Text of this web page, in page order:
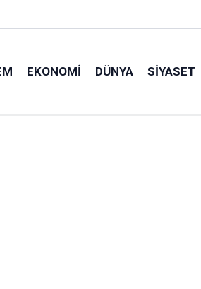
EKONOMI DÜNYA SIYASET